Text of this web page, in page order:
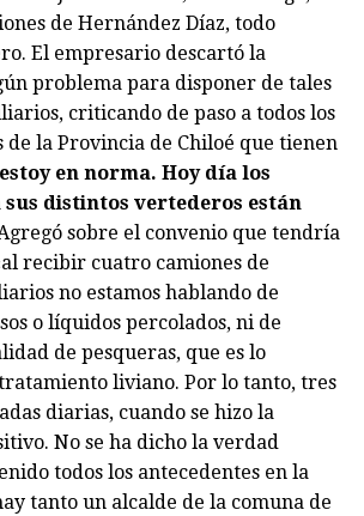
de Hernández Díaz, todo
El empresario descartó la
problema para disponer de tales
criticando de paso a todos los
de la Provincia de Chiloé que tienen
en norma. Hoy día los
distintos vertederos están
sobre el convenio que tendría
recibir cuatro camiones de
no estamos hablando de
o líquidos percolados, ni de
de pesqueras, que es lo
liviano. Por lo tanto, tres
diarias, cuando se hizo la
No se ha dicho la verdad
todos los antecedentes en la
tanto un alcalde de la comuna de